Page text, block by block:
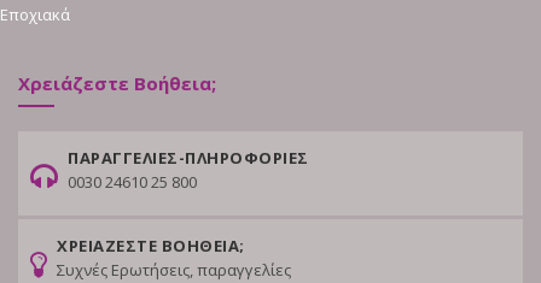
Εποχιακά
Χρειάζεστε Βοήθεια;
ΠΑΡΑΓΓΕΛΙΕΣ-ΠΛΗΡΟΦΟΡΙΕΣ
0030 24610 25 800
ΧΡΕΙΑΖΕΣΤΕ ΒΟΗΘΕΙΑ;
Συχνές Ερωτήσεις, παραγγελίες